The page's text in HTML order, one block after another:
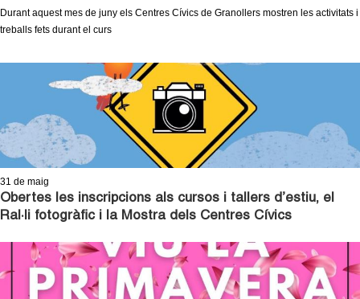
e
Durant aquest mes de juny els Centres Cívics de Granollers mostren les activitats i
treballs fets durant el curs
31 de maig
Obertes les inscripcions als cursos i tallers d’estiu, el
Ral·li fotogràfic i la Mostra dels Centres Cívics